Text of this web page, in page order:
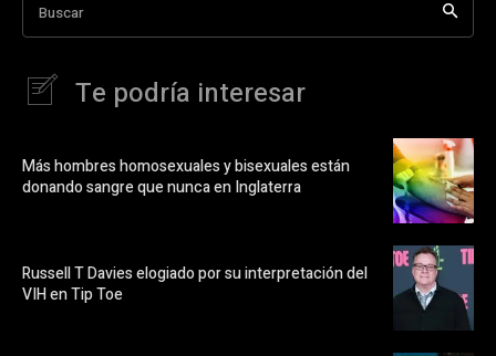
Buscar
Te podría interesar
Más hombres homosexuales y bisexuales están
donando sangre que nunca en Inglaterra
Russell T Davies elogiado por su interpretación del
VIH en Tip Toe